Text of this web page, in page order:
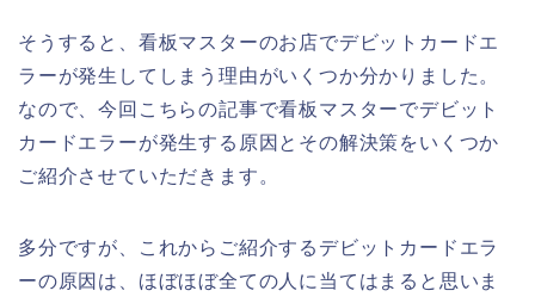
そうすると、看板マスターのお店でデビットカードエ
ラーが発生してしまう理由がいくつか分かりました。
なので、今回こちらの記事で看板マスターでデビット
カードエラーが発生する原因とその解決策をいくつか
ご紹介させていただきます。
多分ですが、これからご紹介するデビットカードエラ
ーの原因は、ほぼほぼ全ての人に当てはまると思いま